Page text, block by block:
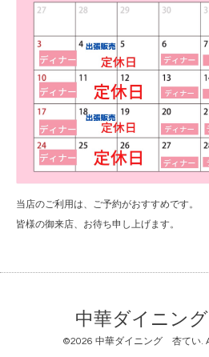
当店のご利用は、ご予約がおすすめです。
皆様の御来店、お待ち申し上げます。
中華ダイニン
©2026 中華ダイニング 杏てい.